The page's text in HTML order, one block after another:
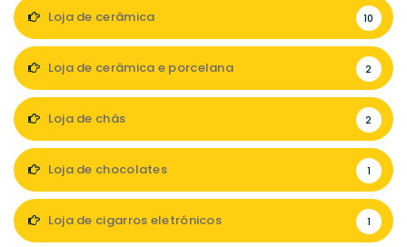
Loja de cerâmica 10
Loja de cerâmica e porcelana 2
Loja de chás 2
Loja de chocolates 1
Loja de cigarros eletrónicos 1